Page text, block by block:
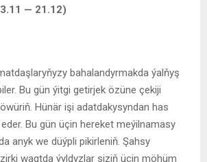
— 21.12)
bahalandyrmakda ýalňyş
Bu gün ýitgi getirjek özüne çekiji
Hünär işi adatdakysyndan has
Bu gün üçin hereket meýilnamasy
anyk we düýpli pikirleniň. Şahsy
wagtda ýyldyzlar siziň üçin möhüm